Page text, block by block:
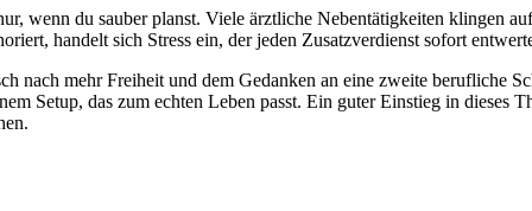
wenn du sauber planst. Viele ärztliche Nebentätigkeiten klingen
handelt sich Stress ein, der jeden Zusatzverdienst sofort
nach mehr Freiheit und dem Gedanken an eine zweite berufliche
Setup, das zum echten Leben passt. Ein guter Einstieg in dieses